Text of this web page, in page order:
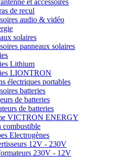
et accessoires
de recul
audio & vidéo
solaires
panneaux solaires
Lithium
LIONTRON
électriques portables
batteries
de batteries
de batteries
VICTRON ENERGY
combustible
Electrogènes
12V - 230V
230V - 12V